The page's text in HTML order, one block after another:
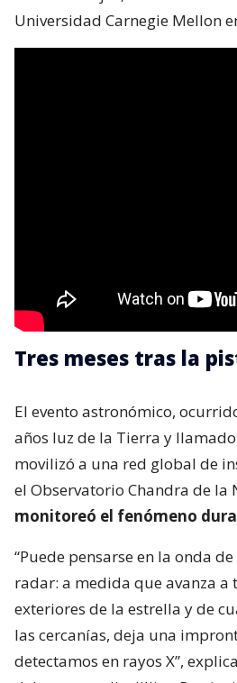
Universidad Carnegie Mellon
Tres meses tras la
El evento astronómico,
años luz de la Tierra y llamado
movilizó a una red global de
el Observatorio Chandra de la
monitoreó el fenómeno
“Puede pensarse en la onda
radar: a medida que avanza a
exteriores de la estrella y de
las cercanías, deja una
detectamos en rayos X”,